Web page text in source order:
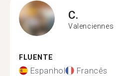
C.
Valenciennes
FLUENTE
Espanhol Francês